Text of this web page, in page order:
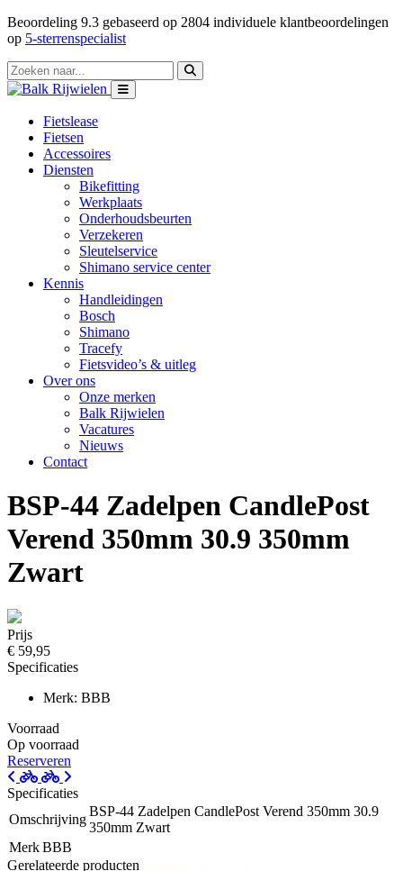
Beoordeling 9.3 gebaseerd op 2804 individuele klantbeoordelingen
op 5-sterrenspecialist
Fietslease
Fietsen
Accessoires
Diensten
Bikefitting
Werkplaats
Onderhoudsbeurten
Verzekeren
Sleutelservice
Shimano service center
Kennis
Handleidingen
Bosch
Shimano
Tracefy
Fietsvideo’s & uitleg
Over ons
Onze merken
Balk Rijwielen
Vacatures
Nieuws
Contact
BSP-44 Zadelpen CandlePost
Verend 350mm 30.9 350mm
Zwart
Prijs
€ 59,95
Specificaties
Merk: BBB
Voorraad
Op voorraad
Reserveren
Specificaties
Omschrijving
BSP-44 Zadelpen CandlePost Verend 350mm 30.9
350mm Zwart
MerkBBB
Gerelateerde producten